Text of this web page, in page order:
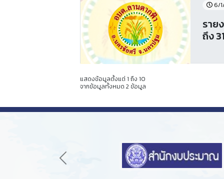
6/
ราย
ถึง
แสดงข้อมูลตั้งแต่ 1 ถึง 10
จากข้อมูลทั้งหมด 2 ข้อมูล
Previous